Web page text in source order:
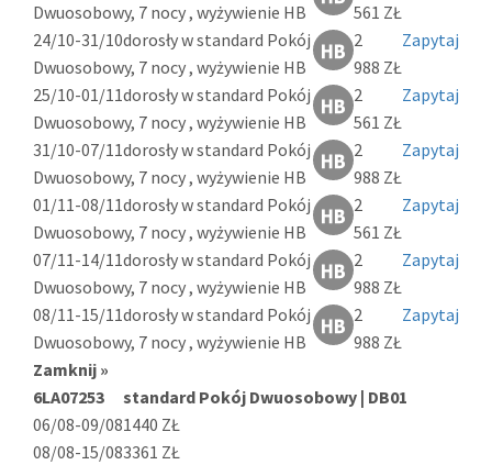
Dwuosobowy, 7 nocy , wyżywienie HB
561 ZŁ
24/10-31/10dorosły w standard Pokój
Dwuosobowy, 7 nocy , wyżywienie HB
2
988 ZŁ
Zapytaj
25/10-01/11dorosły w standard Pokój
Dwuosobowy, 7 nocy , wyżywienie HB
2
561 ZŁ
Zapytaj
31/10-07/11dorosły w standard Pokój
Dwuosobowy, 7 nocy , wyżywienie HB
2
988 ZŁ
Zapytaj
01/11-08/11dorosły w standard Pokój
Dwuosobowy, 7 nocy , wyżywienie HB
2
561 ZŁ
Zapytaj
07/11-14/11dorosły w standard Pokój
Dwuosobowy, 7 nocy , wyżywienie HB
2
988 ZŁ
Zapytaj
08/11-15/11dorosły w standard Pokój
Dwuosobowy, 7 nocy , wyżywienie HB
2
988 ZŁ
Zapytaj
Zamknij »
6LA07253
standard Pokój Dwuosobowy | DB01
06/08-09/081440 ZŁ
08/08-15/083361 ZŁ